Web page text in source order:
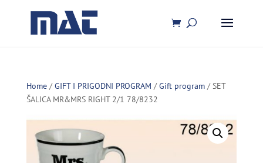
Home/GIFT I PRIGODNI PROGRAM /Gift program/ SET
ŠALICA MR&MRS RIGHT 2/1 78/8232